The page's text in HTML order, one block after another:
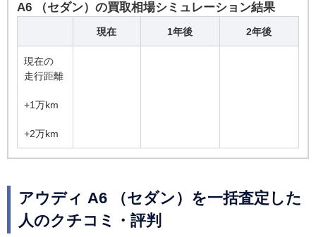
A6 （セダン）の買取相場シミュレーション結果
現在 1年後 2年後
現在の
走行距離
+1万km
+2万km
アウディ A6 （セダン）を一括査定した
人のクチコミ・評判